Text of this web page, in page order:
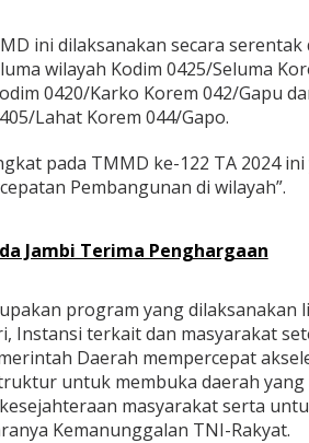
ini dilaksanakan secara serentak
wilayah Kodim 0425/Seluma
0420/Karko Korem 042/Gapu
Lahat Korem 044/Gapo.
pada TMMD ke-122 TA 2024 ini
Pembangunan di wilayah”.
Jambi Terima Penghargaan
program yang dilaksanakan
Instansi terkait dan masyarakat
Daerah mempercepat
untuk membuka daerah
masyarakat serta
Kemanunggalan TNI-Rakyat.